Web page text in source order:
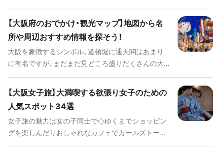
徹底解説します。
ルメとアミューズメント。そこかしこにあるたこ焼
きやお好み焼きなどの「粉もの」屋さんと、ド派手な
看板。また、進化を続ける大人気のユニバーサル・ス
タジオ・ジャパンや世界最大級の海遊館など、遊びに
困ることはありません。 また、大阪の駅周辺をはじ
めとして大型の複合施設が多くあり、ショッピング
も選択肢が豊富です。 各エリアの見どころや観光ス
トやお得な公共交通機関の情報まで、大阪旅行の全
てをご紹介します！
【大阪府のおでかけ・観光マップ】地図から名
所や周辺おすすめ情報を探そう！
大阪を象徴するシンボル、道頓堀に通天閣はあまり
に有名ですが、まだまだ見どころ盛りだくさんの大
ークのユニバーサル・スタジオ・ジャパン。2025年に
は万博開催が決まるなど、ますます盛り上がってい
る大阪をご紹介します。地図から大阪の定番スポッ
トを探せるおでかけ・観光マップで、素敵な旅の計画
を立ててみましょう。
【大阪女子旅】大満喫する欲張り女子のための
人気スポット34選
女子旅の魅力は女の子同士で心ゆくまでショッピン
グを楽しんだりおしゃれなカフェでガールズトーク